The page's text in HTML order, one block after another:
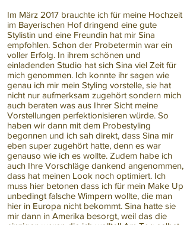
Im März 2017 brauchte ich für meine Hochzeit
im Bayerischen Hof dringend eine gute
Stylistin und eine Freundin hat mir Sina
empfohlen. Schon der Probetermin war ein
voller Erfolg. In ihrem schönen und
einladenden Studio hat sich Sina viel Zeit für
mich genommen. Ich konnte ihr sagen wie
genau ich mir mein Styling vorstelle, sie hat
nicht nur aufmerksam zugehört sondern mich
auch beraten was aus Ihrer Sicht meine
Vorstellungen perfektionisieren würde. So
haben wir dann mit dem Probestyling
begonnen und ich sah direkt, dass Sina mir
eben super zugehört hatte, denn es war
genauso wie ich es wollte. Zudem habe ich
auch Ihre Vorschläge dankend angenommen,
dass hat meinen Look noch optimiert. Ich
muss hier betonen dass ich für mein Make Up
unbedingt falsche Wimpern wollte, die man
hier in Europa nicht bekommt. Sina hatte sie
mir dann in Amerika besorgt, weil das die